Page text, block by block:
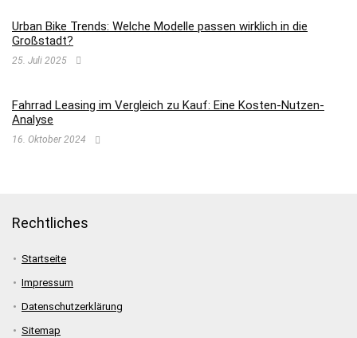
Urban Bike Trends: Welche Modelle passen wirklich in die
Großstadt?
25. Juli 2025
Fahrrad Leasing im Vergleich zu Kauf: Eine Kosten-Nutzen-
Analyse
16. Oktober 2024
Rechtliches
Startseite
Impressum
Datenschutzerklärung
Sitemap